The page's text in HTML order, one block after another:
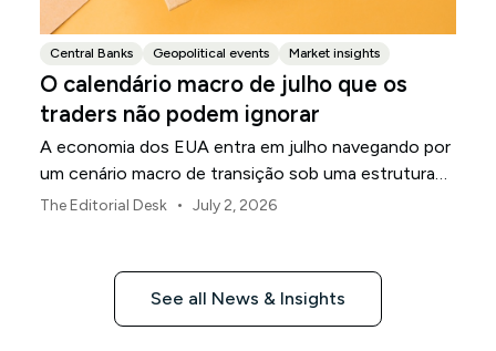
Central Banks Geopolitical events Market insights
O calendário macro de julho que os
traders não podem ignorar
A economia dos EUA entra em julho navegando por
um cenário macro de transição sob uma estrutura
de política revisada do Federal Reserve.
The Editorial Desk • July 2, 2026
See all News & Insights